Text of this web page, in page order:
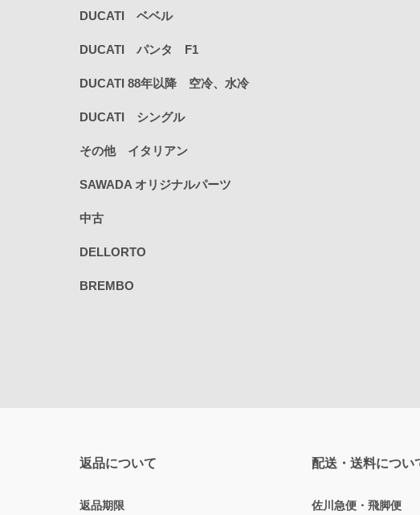
DUCATI ベベル
DUCATI パンタ F1
DUCATI 88年以降 空冷、水冷
DUCATI シングル
その他 イタリアン
SAWADA オリジナルパーツ
中古
DELLORTO
BREMBO
返品について
返品期限
配送・送料につい
佐川急便・飛脚便